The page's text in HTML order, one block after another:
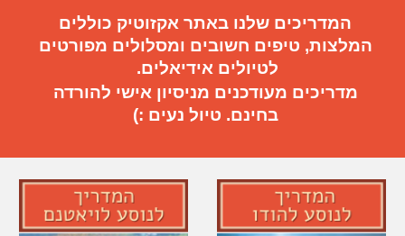
המדריכים שלנו באתר אקזוטיק כוללים
המלצות, טיפים חשובים ומסלולים מפורטים
לטיולים אידיאלים.
מדריכים מעודכנים מניסיון אישי להורדה
בחינם. טיול נעים :)